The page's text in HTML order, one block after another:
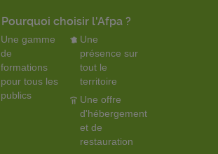
Pourquoi choisir l'Afpa ?
Une gamme
de
formations
pour tous les
publics
Une
présence sur
tout le
territoire
Une offre
d'hébergement
et de
restauration